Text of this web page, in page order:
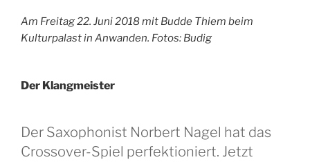
Am Freitag 22. Juni 2018 mit Budde Thiem beim
Kulturpalast in Anwanden. Fotos: Budig
Der Klangmeister
Der Saxophonist Norbert Nagel hat das
Crossover-Spiel perfektioniert. Jetzt